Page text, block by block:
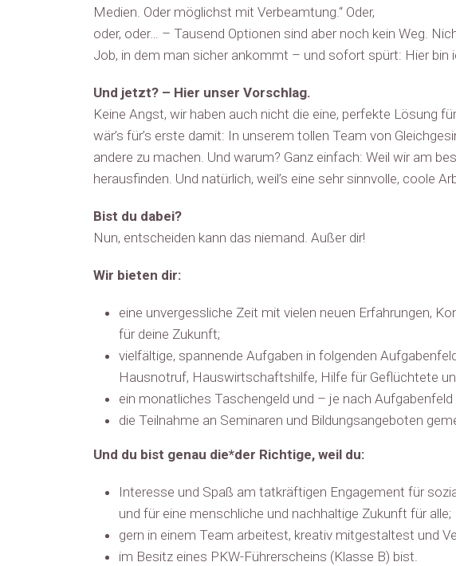
Medien. Oder möglichst mit Verbeamtung.“ Oder,
oder, oder… – Tausend Optionen sind aber noch kein Weg.
Job, in dem man sicher ankommt – und sofort spürt: Hier bin
Und jetzt? – Hier unser Vorschlag.
Keine Angst, wir haben auch nicht die eine, perfekte Lösung
wär’s für’s erste damit: In unserem tollen Team von
andere zu machen. Und warum? Ganz einfach: Weil wir am
herausfinden. Und natürlich, weil’s eine sehr sinnvolle, coole
Bist du dabei?
Nun, entscheiden kann das niemand. Außer dir!
Wir bieten dir:
eine unvergessliche Zeit mit vielen neuen Erfahrungen,
für deine Zukunft;
vielfältige, spannende Aufgaben in folgenden
Hausnotruf, Hauswirtschaftshilfe, Hilfe für Geflüchtete
ein monatliches Taschengeld und – je nach
die Teilnahme an Seminaren und Bildungsangeboten
Und du bist genau die*der Richtige, weil du:
Interesse und Spaß am tatkräftigen Engagement für
und für eine menschliche und nachhaltige Zukunft für alle;
gern in einem Team arbeitest, kreativ mitgestaltest und
im Besitz eines PKW-Führerscheins (Klasse B) bist.